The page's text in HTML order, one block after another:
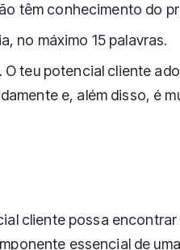
têm conhecimento do
no máximo 15 palavras.
teu potencial cliente
e, além disso, é
cliente possa
essencial de